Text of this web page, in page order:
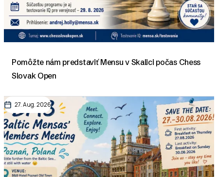
Pomôžte nám predstaviť Mensu v Skalici počas Chess
Slovak Open
27. Aug. 2026